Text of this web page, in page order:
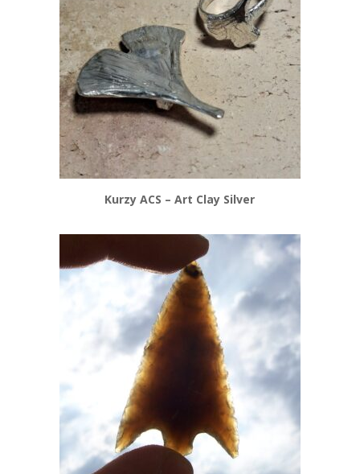
Kurzy ACS – Art Clay Silver